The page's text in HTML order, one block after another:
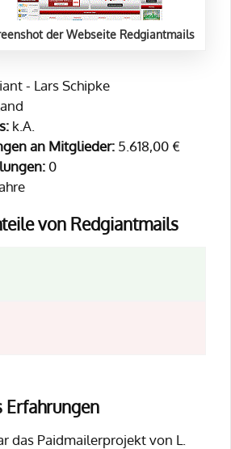
der Webseite Redgiantmails
- Lars Schipke
k.A.
an Mitglieder: 5.618,00 €
0
von Redgiantmails
Erfahrungen
das Paidmailerprojekt von L.